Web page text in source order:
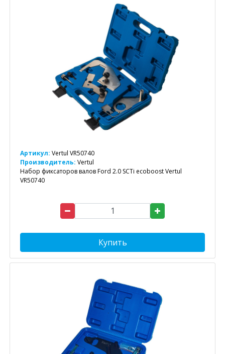
Артикул: Vertul VR50740
Производитель: Vertul
Набор фиксаторов валов Ford 2.0 SCTi ecoboost Vertul
VR50740
Купить